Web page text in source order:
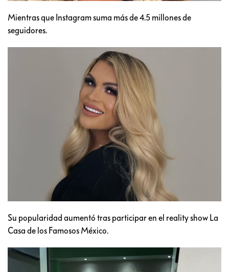
Mientras que Instagram suma más de 4.5 millones de
seguidores.
Su popularidad aumentó tras participar en el reality show La
Casa de los Famosos México.